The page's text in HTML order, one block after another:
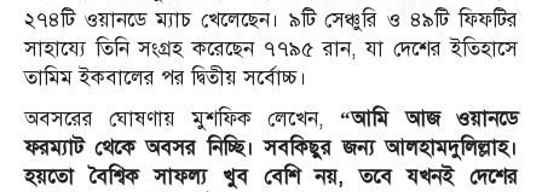
২৭৪টি ওয়ানডে ম্যাচ খেলেছেন। ৯টি সেঞ্চুরি ও ৪৯টি ফিফটির
সাহায্যে তিনি সংগ্রহ করেছেন ৭৭৯৫ রান, যা দেশের ইতিহাসে
তামিম ইকবালের পর দ্বিতীয় সর্বোচ্চ।
অবসরের ঘোষণায় মুশফিক লেখেন,“আমি আজ ওয়ানডে
ফরম্যাট থেকে অবসর নিচ্ছি। সবকিছুর জন্য আলহামদুলিল্লাহ।
হয়তো বৈশ্বিক সাফল্য খুব বেশি নয়, তবে যখনই দেশের